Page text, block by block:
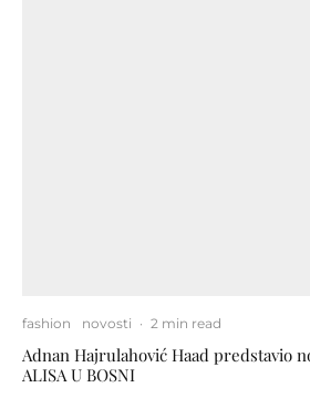
fashion novosti · 2 min read
Adnan Hajrulahović Haad predstavio
ALISA U BOSNI